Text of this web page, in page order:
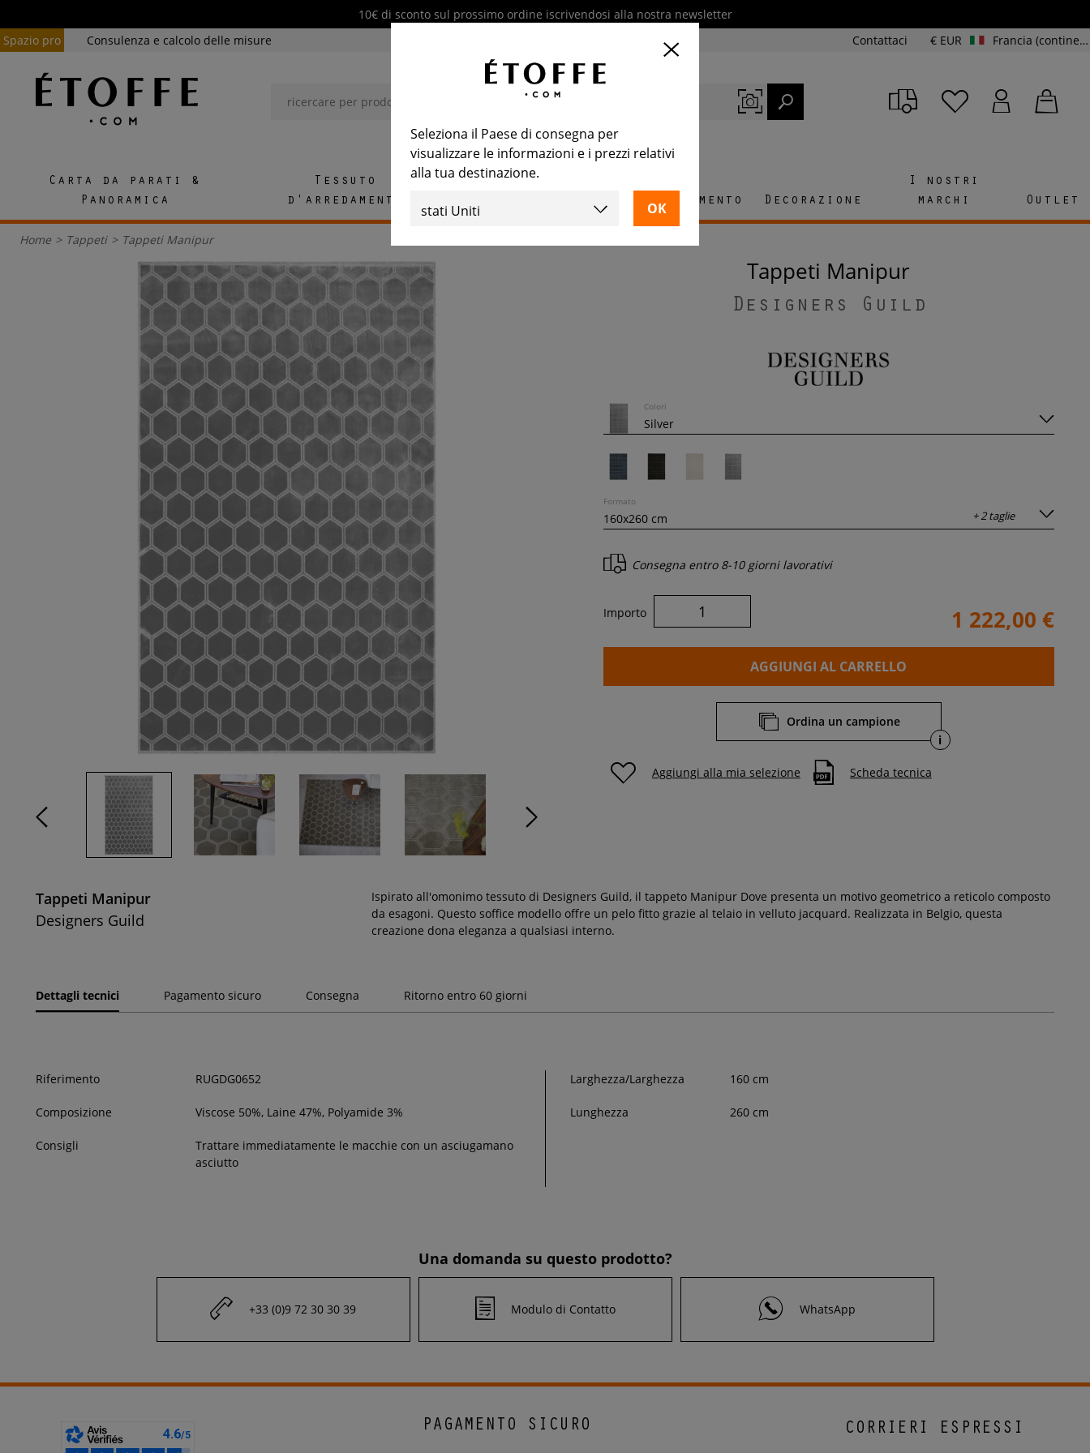
10€ di sconto sul prossimo ordine iscrivendosi alla nostra newsletter
Spazio pro
Consulenza e calcolo delle misure Contattaci € EUR Francia (continente e Corsica)
Carta da parati &
Panoramica
Tessuto
d'arredamento
Arredamento Decorazione
I nostri
marchi
Outlet
Home > Tappeti > Tappeti Manipur
Tappeti Manipur
Designers Guild
Colori
+ 2 taglie
Formato
Consegna entro 8-10 giorni lavorativi
Importo 1 222,00 €
AGGIUNGI AL CARRELLO
Ordina un campione
i
Aggiungi alla mia selezione Scheda tecnica
Tappeti Manipur
Designers Guild
Ispirato all'omonimo tessuto di Designers Guild, il tappeto Manipur Dove presenta un motivo geometrico a reticolo composto
da esagoni. Questo soffice modello offre un pelo fitto grazie al telaio in velluto jacquard. Realizzata in Belgio, questa
creazione dona eleganza a qualsiasi interno.
Dettagli tecnici Pagamento sicuro Consegna Ritorno entro 60 giorni
Riferimento RUGDG0652
Composizione Viscose 50%, Laine 47%, Polyamide 3%
Consigli
Trattare immediatamente le macchie con un asciugamano
asciutto
Larghezza/Larghezza 160 cm
Lunghezza 260 cm
Una domanda su questo prodotto?
+33 (0)9 72 30 30 39 Modulo di Contatto WhatsApp
PAGAMENTO SICURO CORRIERI ESPRESSI
Seleziona il Paese di consegna per
visualizzare le informazioni e i prezzi relativi
alla tua destinazione.